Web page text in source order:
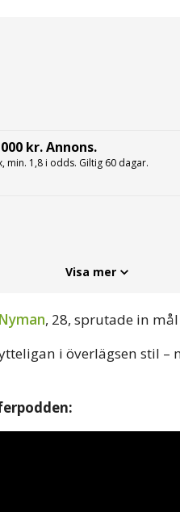
kr. Annons.
min. 1,8 i odds. Giltig 60 dagar.
Visa mer
, 28, sprutade in
i överlägsen stil